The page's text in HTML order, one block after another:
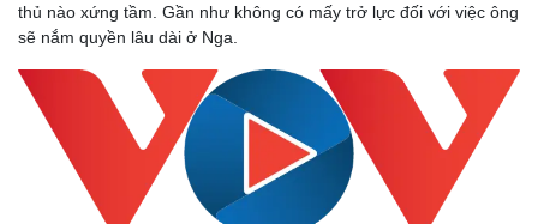
thủ nào xứng tầm. Gần như không có mấy trở lực đối với việc ông
sẽ nắm quyền lâu dài ở Nga.